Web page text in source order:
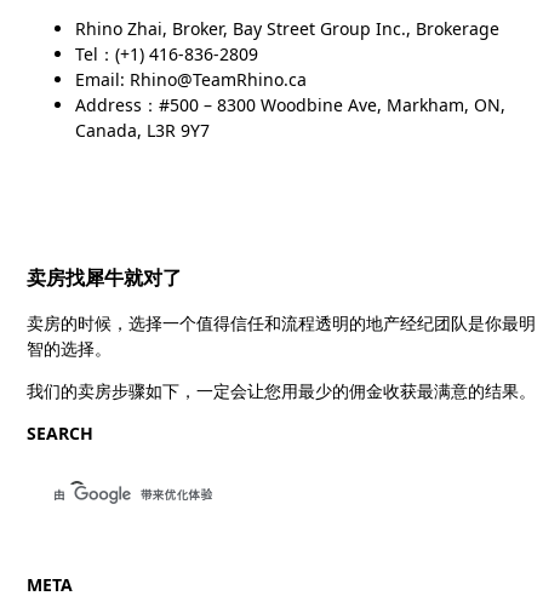
Rhino Zhai, Broker, Bay Street Group Inc., Brokerage
Tel：(+1) 416-836-2809
Email: Rhino@TeamRhino.ca
Address：#500 – 8300 Woodbine Ave, Markham, ON,
Canada, L3R 9Y7
卖房找犀牛就对了
卖房的时候，选择一个值得信任和流程透明的地产经纪团队是你最明
智的选择。
我们的卖房步骤如下，一定会让您用最少的佣金收获最满意的结果。
SEARCH
META